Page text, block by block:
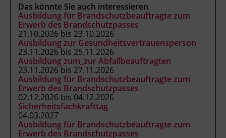
Kursformat
Live Online
Leitung
Fachtrainer_in
Abschluss
Kursbesuchsbestätigung
Das könnte Sie auch interessieren
Ausbildung für Brandschutzbeauftragte zum
Erwerb des Brandschutzpasses
21.10.2026 bis 23.10.2026
Ausbildung zur Gesundheitsvertrauensperson
23.11.2026 bis 25.11.2026
Ausbildung zum_zur Abfallbeauftragten
23.11.2026 bis 27.11.2026
Ausbildung für Brandschutzbeauftragte zum
Erwerb des Brandschutzpasses
02.12.2026 bis 04.12.2026
Sicherheitsfachkrafttag
04.03.2027
Ausbildung für Brandschutzbeauftragte zum
Erwerb des Brandschutzpasses